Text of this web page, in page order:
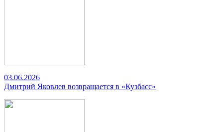
03.06.2026
Дмитрий Яковлев возвращается в «Кузбасс»